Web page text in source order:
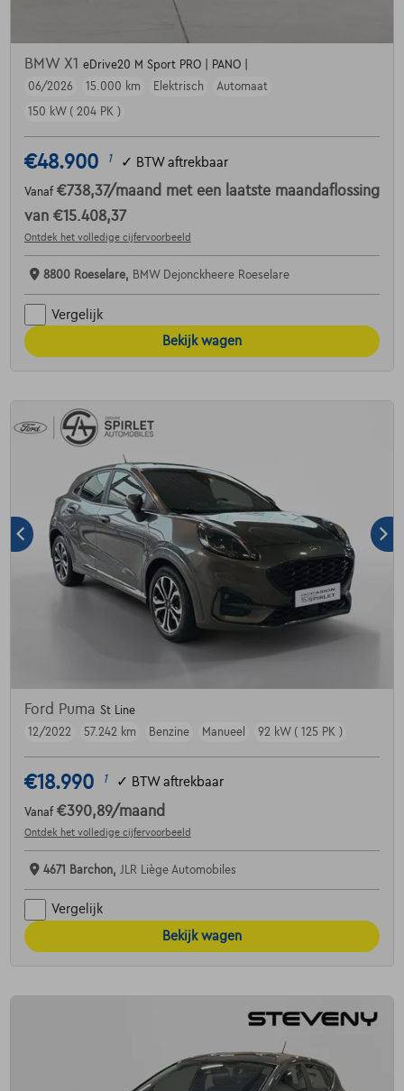
BMW X1 eDrive20 M Sport PRO | PANO |
06/2026
15.000 km Elektrisch
Automaat
150 kW ( 204 PK )
€48.900 1 ✓ BTW aftrekbaar
Vanaf €738,37/maand met een laatste maandaflossing
van €15.408,37
Ontdek het volledige cijfervoorbeeld
8800 Roeselare, BMW Dejonckheere Roeselare
Vergelijk
Bekijk wagen
Ford Puma St Line
12/2022
57.242 km Benzine Manueel 92 kW ( 125 PK )
€18.990 1 ✓ BTW aftrekbaar
Vanaf €390,89/maand
Ontdek het volledige cijfervoorbeeld
4671 Barchon, JLR Liège Automobiles
Vergelijk
Bekijk wagen